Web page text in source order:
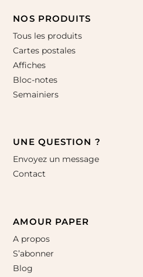
NOS PRODUITS
Tous les produits
Cartes postales
Affiches
Bloc-notes
Semainiers
UNE QUESTION ?
Envoyez un message
Contact
AMOUR PAPER
A propos
S’abonner
Blog